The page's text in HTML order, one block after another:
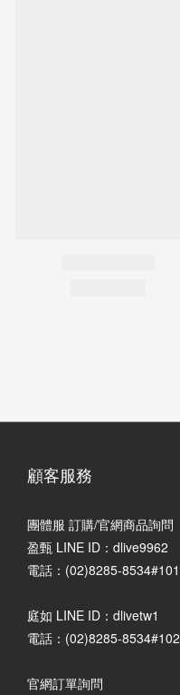
顧客服務
團體服 訂購/官網商品詢問
盈甄 LINE ID：dlive9962
電話：(02)8285-8534#101
庭如 LINE ID：dlivetw1
電話：(02)8285-8534#102
官網訂單詢問